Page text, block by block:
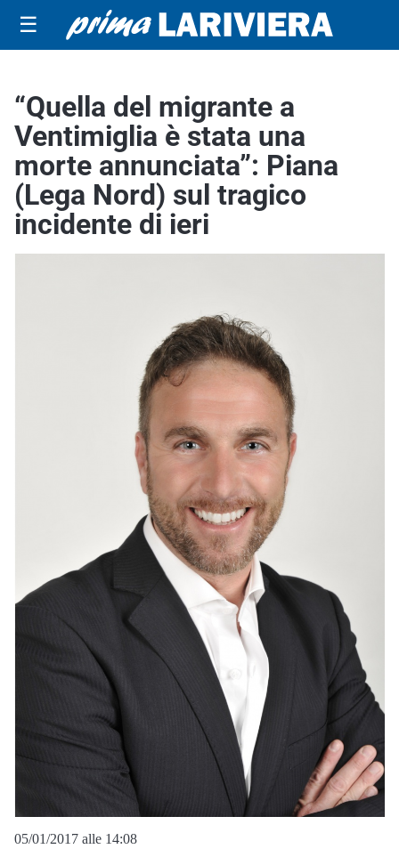
☰
“Quella del migrante a
Ventimiglia è stata una
morte annunciata”: Piana
(Lega Nord) sul tragico
incidente di ieri
05/01/2017 alle 14:08